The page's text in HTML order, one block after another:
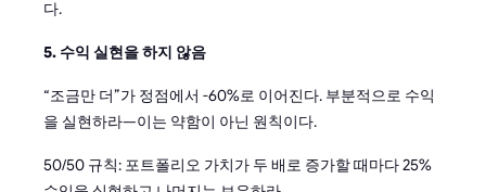
다.
5. 수익 실현을 하지 않음
“조금만 더”가 정점에서 -60%로 이어진다. 부분적으로 수익
을 실현하라—이는 약함이 아닌 원칙이다.
50/50 규칙: 포트폴리오 가치가 두 배로 증가할 때마다 25%